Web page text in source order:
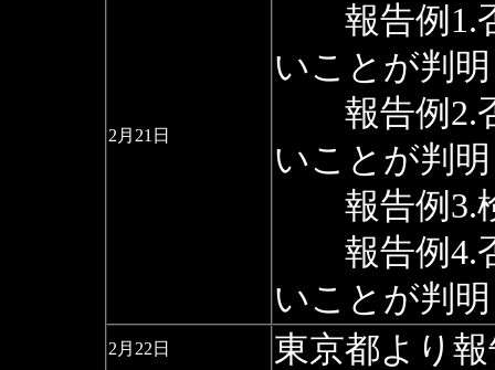
2月21日
報告例1.否
いことが判
報告例2.否
いことが判
報告例3.
報告例4.否
いことが判
2月22日 東京都より